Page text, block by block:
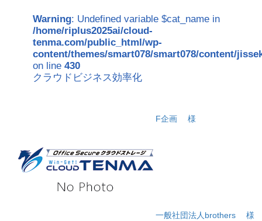
Warning: Undefined variable $cat_name in
/home/riplus2025ai/cloud-
tenma.com/public_html/wp-
content/themes/smart078/smart078/content/
on line430
クラウドビジネス効率化
F企画 様
一般社団法人brothers 様